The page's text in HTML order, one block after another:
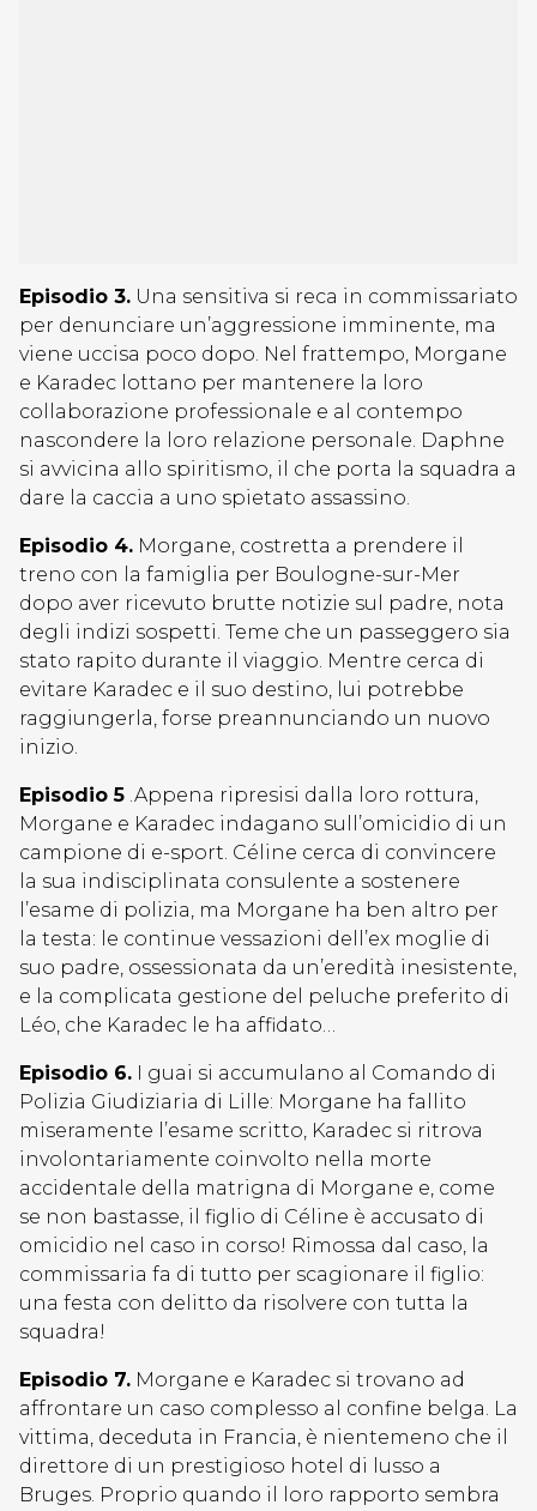
Episodio 3. Una sensitiva si reca in commissariato
per denunciare un’aggressione imminente, ma
viene uccisa poco dopo. Nel frattempo, Morgane
e Karadec lottano per mantenere la loro
collaborazione professionale e al contempo
nascondere la loro relazione personale. Daphne
si avvicina allo spiritismo, il che porta la squadra a
dare la caccia a uno spietato assassino.
Episodio 4. Morgane, costretta a prendere il
treno con la famiglia per Boulogne-sur-Mer
dopo aver ricevuto brutte notizie sul padre, nota
degli indizi sospetti. Teme che un passeggero sia
stato rapito durante il viaggio. Mentre cerca di
evitare Karadec e il suo destino, lui potrebbe
raggiungerla, forse preannunciando un nuovo
inizio.
Episodio 5 .Appena ripresisi dalla loro rottura,
Morgane e Karadec indagano sull’omicidio di un
campione di e-sport. Céline cerca di convincere
la sua indisciplinata consulente a sostenere
l’esame di polizia, ma Morgane ha ben altro per
la testa: le continue vessazioni dell’ex moglie di
suo padre, ossessionata da un’eredità inesistente,
e la complicata gestione del peluche preferito di
Léo, che Karadec le ha affidato…
Episodio 6. I guai si accumulano al Comando di
Polizia Giudiziaria di Lille: Morgane ha fallito
miseramente l’esame scritto, Karadec si ritrova
involontariamente coinvolto nella morte
accidentale della matrigna di Morgane e, come
se non bastasse, il figlio di Céline è accusato di
omicidio nel caso in corso! Rimossa dal caso, la
commissaria fa di tutto per scagionare il figlio:
una festa con delitto da risolvere con tutta la
squadra!
Episodio 7. Morgane e Karadec si trovano ad
affrontare un caso complesso al confine belga. La
vittima, deceduta in Francia, è nientemeno che il
direttore di un prestigioso hotel di lusso a
Bruges. Proprio quando il loro rapporto sembra